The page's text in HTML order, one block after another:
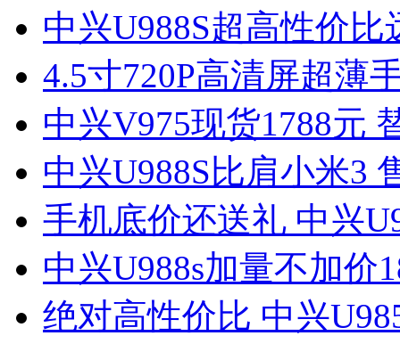
中兴U988S超高性价比
4.5寸720P高清屏超薄
中兴V975现货1788元
中兴U988S比肩小米3
手机底价还送礼 中兴
中兴U988s加量不加价
绝对高性价比 中兴